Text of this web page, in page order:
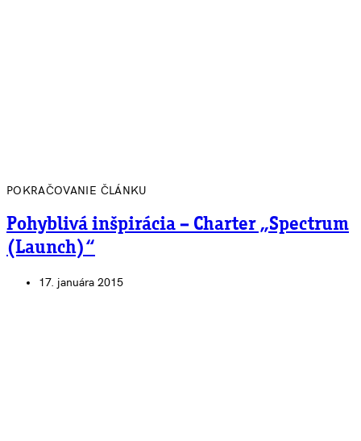
POKRAČOVANIE ČLÁNKU
Pohyblivá inšpirácia – Charter „Spectrum
(Launch)“
17. januára 2015